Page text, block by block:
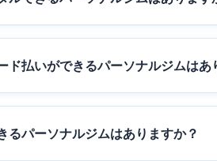
ド払いができるパーソナルジムはあ
るパーソナルジムはありますか？